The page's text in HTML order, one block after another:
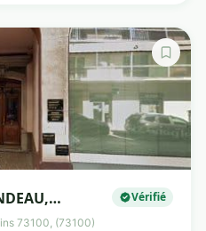
Vérifié
73100, (73100)